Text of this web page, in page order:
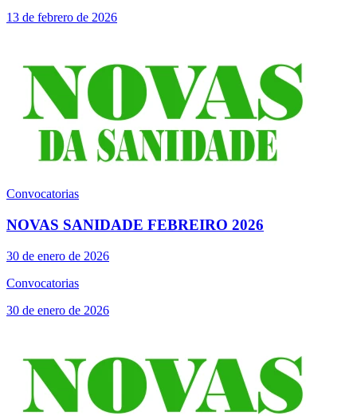
13 de febrero de 2026
Convocatorias
NOVAS SANIDADE FEBREIRO 2026
30 de enero de 2026
Convocatorias
30 de enero de 2026